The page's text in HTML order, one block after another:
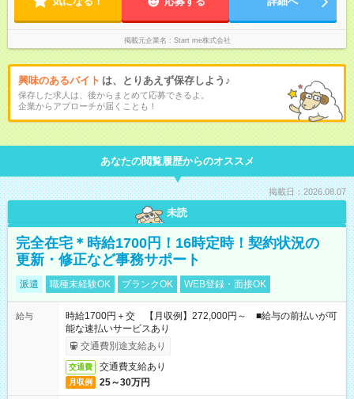
掲載元企業名 Start me株式会社
興味のあるバイト は、とりあえず保存しよう♪
保存した求人は、後からまとめて応募できるよ。
企業からアプローチが届くことも！
あなたの閲覧履歴からのオススメ
掲載日：2026.08.07
未読
完全在宅＊時給1700円！16時定時！契約状況の
更新・修正など事務サポート
派遣 職種未経験OK ブランクOK WEB登録・面接OK
給与
時給1700円＋交 【月収例】272,000円～ ■給与の前払いが可
能な速払いサービスあり
交通費別途支給あり
交通費 交通費支給あり
月収例 25～30万円